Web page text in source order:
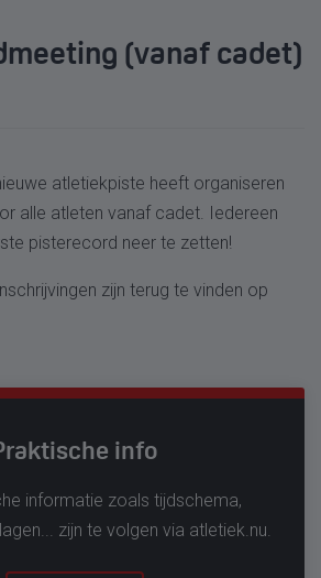
(vanaf cadet)
atletiekpiste heeft organiseren
alle atleten vanaf cadet. Iedereen
pisterecord neer te zetten!
zijn terug te vinden op
info
informatie zoals tijdschema,
zijn te volgen via atletiek.nu.